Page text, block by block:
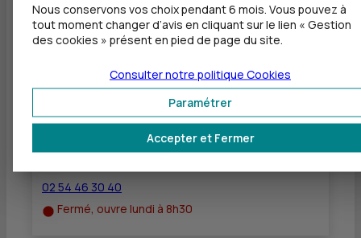
Autres agences les plus proches
CIC LOIR ET CHER TOURAINE ENTREPRISES - LOIR
à0 m
5 RUE GALLOIS
02 54 46 30 40
Fermé, ouvre lundi à 8h30
Nous conservons vos choix pendant 6 mois. Vous pouvez à
tout moment changer d’avis en cliquant sur le lien « Gestion
des cookies » présent en pied de page du site.
Accepter et Fermer
Paramétrer
Consulter notre politique Cookies